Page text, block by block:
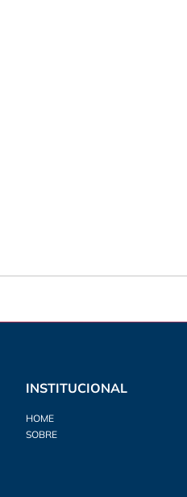
INSTITUCIONAL
HOME
SOBRE